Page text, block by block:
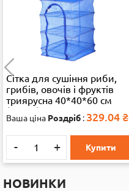
Сітка для сушіння риби,
грибів, овочів і фруктів
триярусна 50*50*75 см
велика (35892)
Ваша ціна Роздріб : 344.71 ₴
- + Купити
НОВИНКИ